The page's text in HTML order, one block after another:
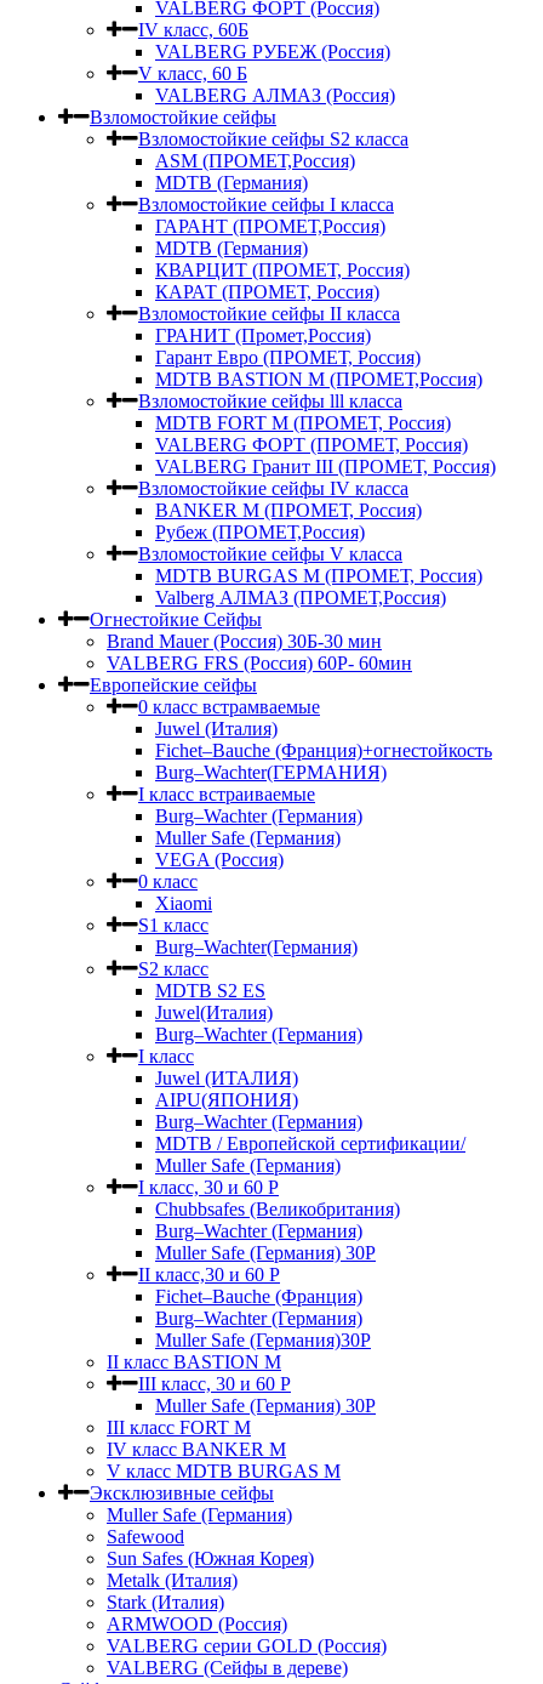
VALBERG ФОРТ (Россия)
IV класс, 60Б
VALBERG РУБЕЖ (Россия)
V класс, 60 Б
VALBERG АЛМАЗ (Россия)
Взломостойкие сейфы
Взломостойкие сейфы S2 класса
ASM (ПРОМЕТ,Россия)
MDTB (Германия)
Взломостойкие сейфы I класса
ГАРАНТ (ПРОМЕТ,Россия)
MDTB (Германия)
КВАРЦИТ (ПРОМЕТ, Россия)
КАРАТ (ПРОМЕТ, Россия)
Взломостойкие сейфы II класса
ГРАНИТ (Промет,Россия)
Гарант Евро (ПРОМЕТ, Россия)
MDTB BASTION M (ПРОМЕТ,Россия)
Взломостойкие сейфы lll класса
MDTB FORT M (ПРОМЕТ, Россия)
VALBERG ФОРТ (ПРОМЕТ, Россия)
VALBERG Гранит III (ПРОМЕТ, Россия)
Взломостойкие сейфы IV класса
BANKER M (ПРОМЕТ, Россия)
Рубеж (ПРОМЕТ,Россия)
Взломостойкие сейфы V класса
MDTB BURGAS M (ПРОМЕТ, Россия)
Valberg АЛМАЗ (ПРОМЕТ,Россия)
Огнестойкие Сейфы
Brand Mauer (Россия) 30Б-30 мин
VALBERG FRS (Россия) 60Р- 60мин
Европейские сейфы
0 класс встрамваемые
Juwel (Италия)
Fichet–Bauche (Франция)+огнестойкость
Burg–Wachter(ГЕРМАНИЯ)
I класс встраиваемые
Burg–Wachter (Германия)
Muller Safe (Германия)
VEGA (Россия)
0 класс
Xiaomi
S1 класс
Burg–Wachter(Германия)
S2 класс
MDTB S2 ES
Juwel(Италия)
Burg–Wachter (Германия)
I класс
Juwel (ИТАЛИЯ)
AIPU(ЯПОНИЯ)
Burg–Wachter (Германия)
MDTB / Европейской сертификации/
Muller Safe (Германия)
I класс, 30 и 60 P
Chubbsafes (Великобритания)
Burg–Wachter (Германия)
Muller Safe (Германия) 30Р
II класс,30 и 60 P
Fichet–Bauche (Франция)
Burg–Wachter (Германия)
Muller Safe (Германия)30P
II класс BASTION M
III класс, 30 и 60 P
Muller Safe (Германия) 30Р
III класс FORT M
IV класс BANKER M
V класс МDTB BURGAS M
Эксклюзивные сейфы
Muller Safe (Германия)
Safewood
Sun Safes (Южная Корея)
Metalk (Италия)
Stark (Италия)
ARMWOOD (Россия)
VALBERG серии GOLD (Россия)
VALBERG (Сейфы в дереве)